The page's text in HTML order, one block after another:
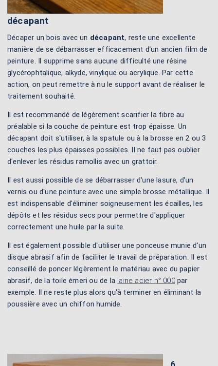
décapant
Décaper un bois avec un décapant, reste une excellente
manière de se débarrasser efficacement d'un ancien film de
peinture. Il supprime sans aucune difficulté une résine
glycérophtalique, alkyde, vinylique ou acrylique. Par cette
action, on peut remettre à nu le support avant de réaliser le
traitement souhaité.
Il est recommandé de légèrement scarifier la fibre au
préalable si la couche de peinture est trop épaisse. Un
décapant doit s'utiliser, à la spatule ou à la brosse en 2 ou 3
couches les plus épaisses possibles. Il ne faut pas oublier
d'enlever les résidus ramollis avec un grattoir.
Il est aussi possible de se débarrasser d'une lasure, d'un
vernis ou d'une peinture avec une simple brosse métallique. Il
est indispensable d'éliminer soigneusement les écailles, les
dépôts et les résidus secs pour permettre d'appliquer
correctement une huile par la suite.
Il est également possible d'utiliser une ponceuse munie d'un
disque abrasif afin de faciliter le travail de préparation. Il est
conseillé de poncer légèrement le matériau avec du papier
abrasif, de la toile émeri ou de la laine acier n° 000par
exemple. Il ne reste plus alors qu'à terminer en éliminant la
poussière avec un chiffon humide.